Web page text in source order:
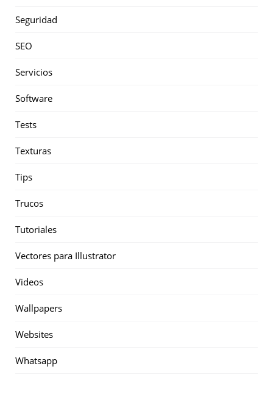
Seguridad
SEO
Servicios
Software
Tests
Texturas
Tips
Trucos
Tutoriales
Vectores para Illustrator
Videos
Wallpapers
Websites
Whatsapp